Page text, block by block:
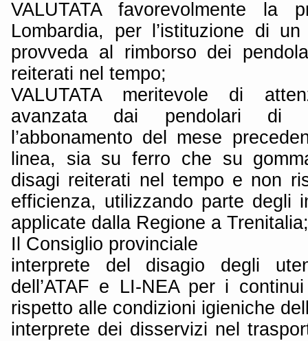
VALUTATA favorevolmente la
Lombardia, per l’istituzione di
provveda al rimborso dei
reiterati nel tempo;
VALUTATA meritevole di
avanzata dai pendolari di
l’abbonamento del mese
linea, sia su ferro che su
disagi reiterati nel tempo e non
efficienza, utilizzando parte degli
applicate dalla Regione a Trenitalia;
Il Consiglio provinciale
interprete del disagio degli
dell’ATAF e LI-NEA per i
rispetto alle condizioni igieniche
interprete dei disservizi nel